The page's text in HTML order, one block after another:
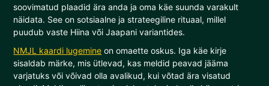
soovimatud plaadid ära anda ja oma käe suunda varakult
näidata. See on sotsiaalne ja strateegiline rituaal, millel
puudub vaste Hiina või Jaapani variantides.
NMJL kaardi lugemine on omaette oskus. Iga käe kirje
sisaldab märke, mis ütlevad, kas meldid peavad jääma
varjatuks või võivad olla avalikud, kui võtad ära visatud